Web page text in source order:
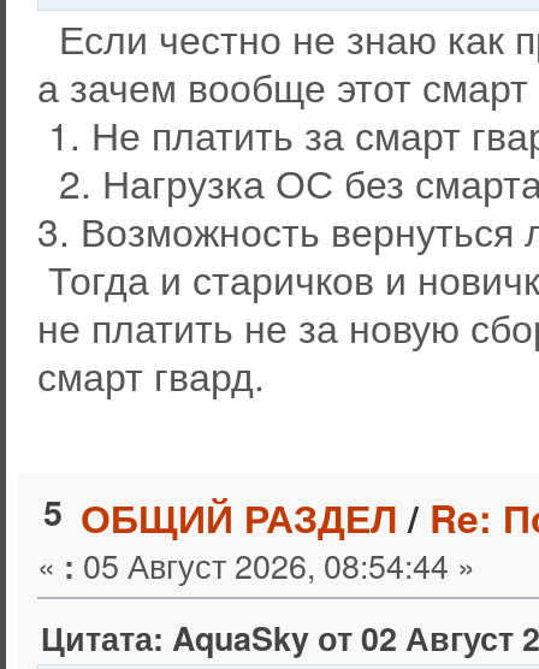
Если честно не знаю как
а зачем вообще этот
1. Не платить за смарт
2. Нагрузка ОС без
3. Возможность
Тогда и старичков и
не платить не за новую
смарт гвард.
5 ОБЩИЙ РАЗДЕЛ/ Re:
« : 05 Август 2026, 08:54:44 »
Цитата: AquaSky от 02 Август